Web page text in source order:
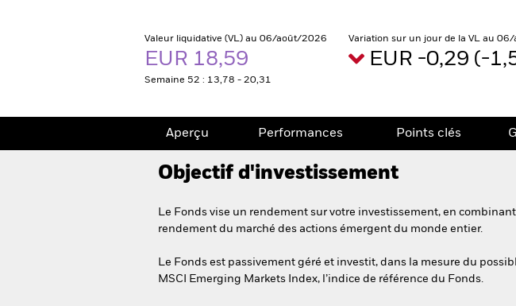
Valeur liquidative (VL) au 06/août/2026
EUR 18,59
Semaine 52 : 13,78 - 20,31
Variation sur un jour de la VL au
EUR -0,29 (-
Aperçu Performances Points clés
Objectif d'investissement
Le Fonds vise un rendement sur votre investissement, en
rendement du marché des actions émergent du monde entier.
Le Fonds est passivement géré et investit, dans la mesure du
MSCI Emerging Markets Index, l’indice de référence du Fonds.